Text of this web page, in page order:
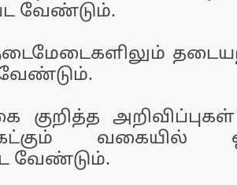
வேண்டும்.
குறித்த
வகையில்
வேண்டும்.